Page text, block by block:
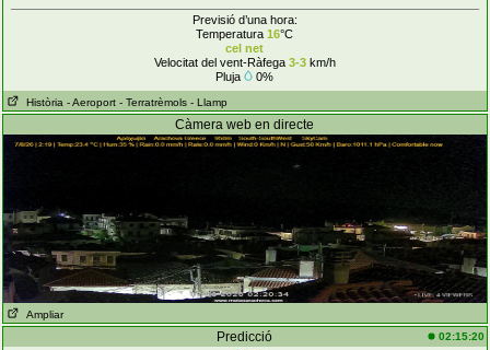
Previsió d’una hora:
Temperatura16°C
cel net
Velocitat del vent-Ràfega 3-3km/h
Pluja
0%
Història - Aeroport - Terratrèmols - Llamp
Càmera web en directe
Ampliar
Predicció 02:15:20